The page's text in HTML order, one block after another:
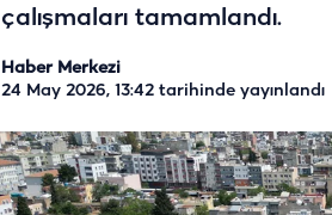
çalışmaları tamamlandı.
Haber Merkezi
24 May 2026, 13:42 tarihinde yayınlandı